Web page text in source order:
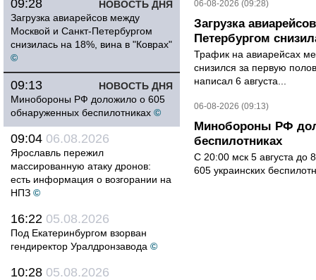
НОВОСТЬ ДНЯ
09:28
Загрузка авиарейсов между
Москвой и Санкт-Петербургом
снизилась на 18%, вина в "Коврах"
©
НОВОСТЬ ДНЯ
09:13
Минобороны РФ доложило о 605
обнаруженных беспилотниках ©
09:04 06.08.2026
Ярославль пережил
массированную атаку дронов:
есть информация о возгорании на
НПЗ ©
16:22 05.08.2026
Под Екатеринбургом взорван
гендиректор Уралдронзавода ©
10:28 05.08.2026
06-08-2026 (09:28)
Загрузка
Петербургом
Трафик на авиарейсах
снизился за первую
написал 6 августа...
06-08-2026 (09:13)
Минобороны РФ
беспилотниках
С 20:00 мск 5 августа до
605 украинских